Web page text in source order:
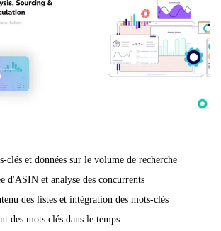
clés et données sur le volume de recherche
d'ASIN et analyse des concurrents
des listes et intégration des mots-clés
des mots clés dans le temps